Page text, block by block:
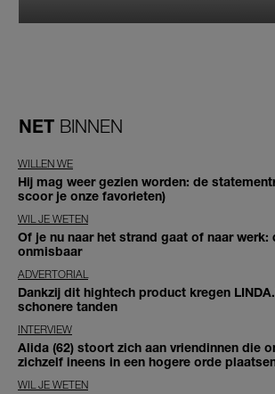
NET BINNEN
WILLEN WE
Hij mag weer gezien worden: de
scoor je onze favorieten)
WIL JE WETEN
Of je nu naar het strand gaat of naar
onmisbaar
ADVERTORIAL
Dankzij dit hightech product kregen
schonere tanden
INTERVIEW
Alida (62) stoort zich aan vriendinnen die
zichzelf ineens in een hogere orde
WIL JE WETEN